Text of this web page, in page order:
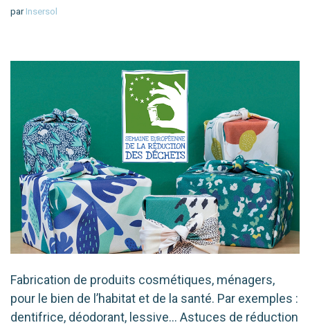
parInsersol
Fabrication de pro­duits cos­mé­tiques, ména­gers,
pour le bien de l’habitat et de la san­té. Par exemples :
den­ti­frice, déodo­rant, les­sive… Astuces de réduc­tion